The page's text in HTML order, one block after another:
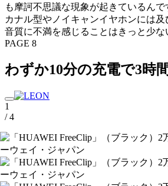
も摩訶不思議な現象が起きているん
カナル型やノイキャンイヤホンには
音質に不満を感じることはきっと少な
PAGE 8
わずか10分の充電で3時
1
/ 4